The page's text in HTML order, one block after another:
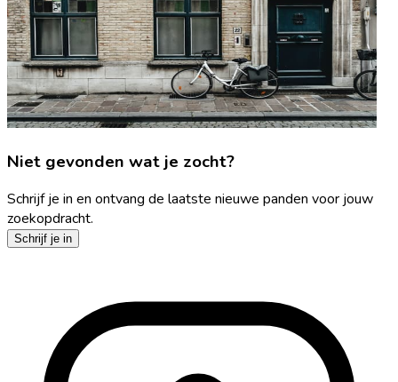
Niet gevonden wat je zocht?
Schrijf je in en ontvang de laatste nieuwe panden voor jouw
zoekopdracht.
Schrijf je in